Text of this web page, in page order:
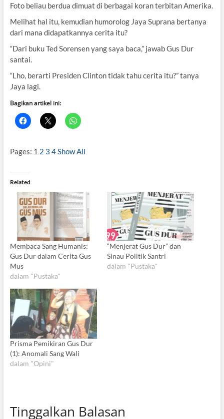
Foto beliau berdua dimuat di berbagai koran terbitan Amerika.
Melihat hal itu, kemudian humorolog Jaya Suprana bertanya
dari mana didapatkannya cerita itu?
“Dari buku Ted Sorensen yang saya baca,” jawab Gus Dur
santai.
“Lho, berarti Presiden Clinton tidak tahu cerita itu?” tanya
Jaya lagi.
Bagikan artikel ini:
Pages: 1 2 3 4Show All
Related
Membaca Sang Humanis:
Gus Dur dalam Cerita Gus
Mus
dalam "Pustaka"
“Menjerat Gus Dur” dan
Sinau Politik Santri
dalam "Pustaka"
Prisma Pemikiran Gus Dur
(1): Anomali Sang Wali
dalam "Opini"
Tinggalkan Balasan